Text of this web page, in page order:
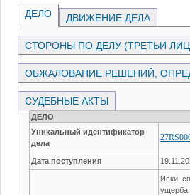
ДЕЛО ДВИЖЕНИЕ ДЕЛА
СТОРОНЫ ПО ДЕЛУ (ТРЕТЬИ
ОБЖАЛОВАНИЕ РЕШЕНИЙ,
СУДЕБНЫЕ АКТЫ
ДЕЛО
Уникальный идентификатор
дела
Дата поступления
Иски,